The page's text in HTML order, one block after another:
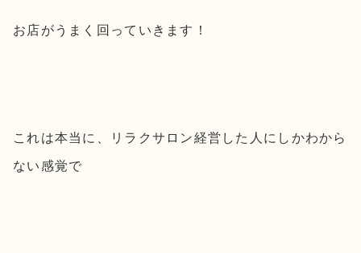
お店がうまく回っていきます！
これは本当に、リラクサロン経営した人にしかわから
ない感覚で